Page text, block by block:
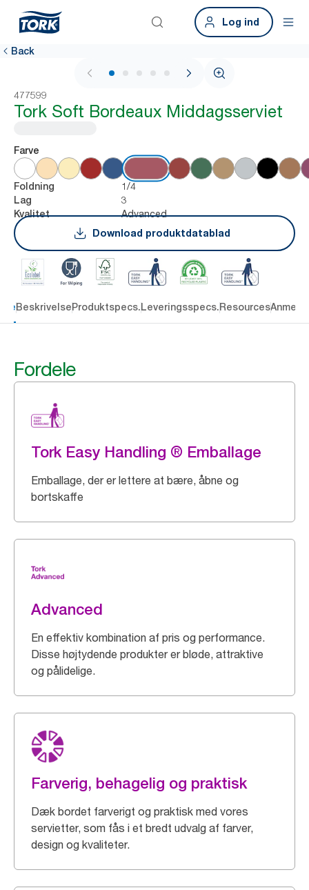
Log ind
Back
1 / 6
477599
Tork Soft Bordeaux Middagsserviet
Farve
Foldning 1/4
Lag 3
Kvalitet
Advanced
Download produktdatablad
BeskrivelseProduktspecs.Leveringsspecs.Resources
Fordele
Tork Easy Handling ® Emballage
Emballage, der er lettere at bære, åbne og
bortskaffe
Advanced
En effektiv kombination af pris og performance.
Disse højtydende produkter er bløde, attraktive
og pålidelige.
Farverig, behagelig og praktisk
Dæk bordet farverigt og praktisk med vores
servietter, som fås i et bredt udvalg af farver,
design og kvaliteter.